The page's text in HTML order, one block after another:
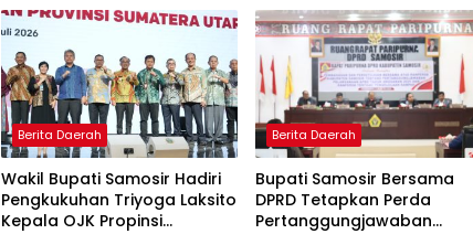
Berita Daerah
Wakil Bupati Samosir Hadiri
Pengkukuhan Triyoga Laksito
Kepala OJK Propinsi
Berita Daerah
Bupati Samosir Bersama
DPRD Tetapkan Perda
Pertanggungjawaban